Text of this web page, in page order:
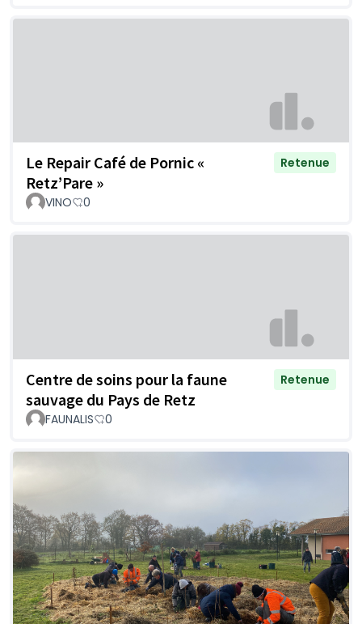
Le Repair Café de Pornic «
Retz’Pare »
Retenue
VINO 0
Centre de soins pour la faune
sauvage du Pays de Retz
Retenue
FAUNALIS 0